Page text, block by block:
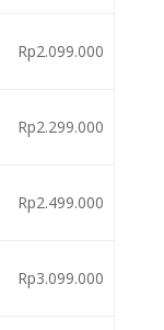
Rp2.099.000
Rp2.299.000
Rp2.499.000
Rp3.099.000